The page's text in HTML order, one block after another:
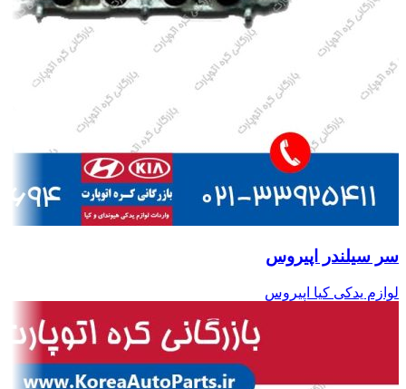
سر سیلندر اپیروس
لوازم یدکی کیا اپیروس